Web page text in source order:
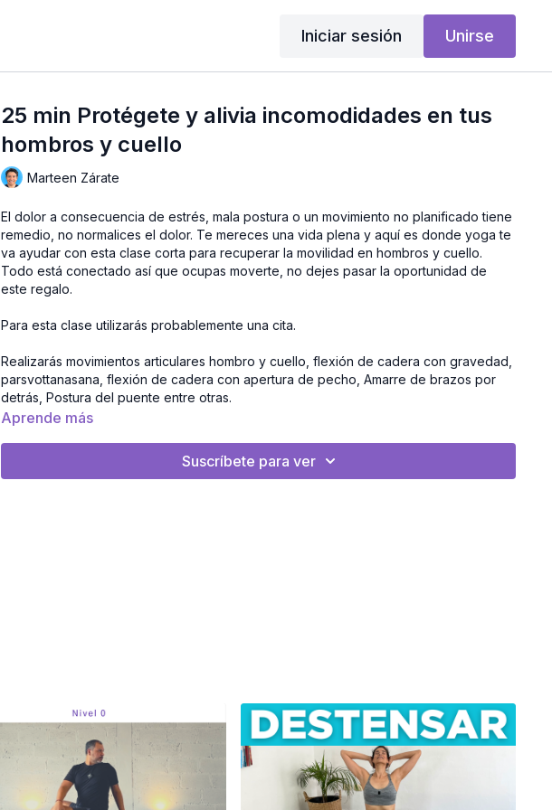
Iniciar sesión Unirse
25 min Protégete y alivia incomodidades en tus
hombros y cuello
Marteen Zárate
El dolor a consecuencia de estrés, mala postura o un movimiento no planificado tiene
remedio, no normalices el dolor. Te mereces una vida plena y aquí es donde yoga te
va ayudar con esta clase corta para recuperar la movilidad en hombros y cuello.
Todo está conectado así que ocupas moverte, no dejes pasar la oportunidad de
este regalo.
Para esta clase utilizarás probablemente una cita.
Realizarás movimientos articulares hombro y cuello, flexión de cadera con gravedad,
parsvottanasana, flexión de cadera con apertura de pecho, Amarre de brazos por
detrás, Postura del puente entre otras.
Método:Pravesa Básico
Aprende más
Suscríbete para ver